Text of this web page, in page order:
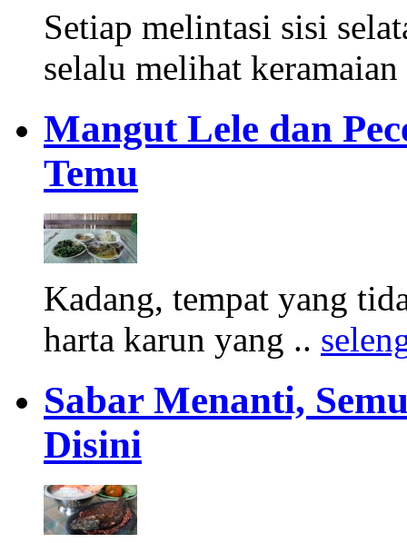
Setiap melintasi sisi
selalu melihat
Mangut Lele dan
Temu
Kadang, tempat yang
harta karun yang ..
Sabar Menanti,
Disini